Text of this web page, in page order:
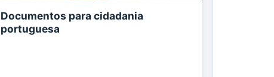
Documentos para cidadania
portuguesa